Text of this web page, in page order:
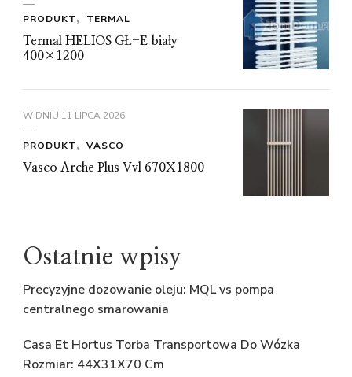
PRODUKT
TERMAL
Termal HELIOS GŁ-E biały
400×1200
W DNIU 11 LIPCA 2026
PRODUKT
VASCO
Vasco Arche Plus Vvl 670X1800
Ostatnie wpisy
Precyzyjne dozowanie oleju: MQL vs pompa
centralnego smarowania
Casa Et Hortus Torba Transportowa Do Wózka
Rozmiar: 44X31X70 Cm